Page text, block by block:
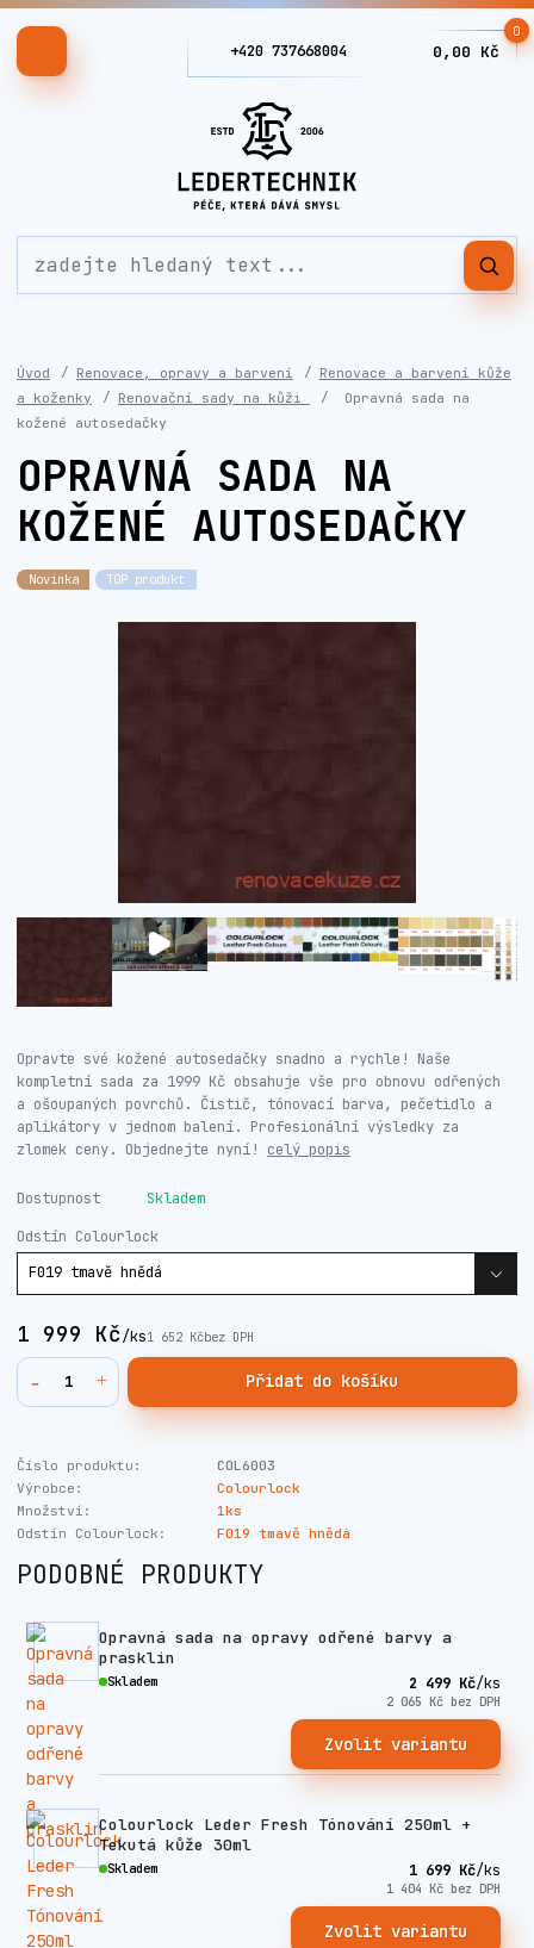
+420 737668004
0
0,00 Kč
Úvod Renovace, opravy a barvení
Renovace a barvení kůže
a koženky
Renovační sady na kůži
Opravná sada na
kožené autosedačky
OPRAVNÁ SADA NA
KOŽENÉ AUTOSEDAČKY
Novinka TOP produkt
Opravte své kožené autosedačky snadno a rychle! Naše
kompletní sada za 1999 Kč obsahuje vše pro obnovu odřených
a ošoupaných povrchů. Čistič, tónovací barva, pečetidlo a
aplikátory v jednom balení. Profesionální výsledky za
zlomek ceny. Objednejte nyní! celý popis
Dostupnost Skladem
Odstín Colourlock
1 999 Kč/ks1 652 Kčbez DPH
Přidat do košíku
Číslo produktu:
COL6003
Výrobce:
Colourlock
Množství:
1ks
Odstín Colourlock:
F019 tmavě hnědá
PODOBNÉ PRODUKTY
Opravná sada na opravy odřené barvy a
prasklin
2 499 Kč/ks
2 065 Kč bez DPH
Skladem
Zvolit variantu
Colourlock Leder Fresh Tónování 250ml +
Tekutá kůže 30ml
1 699 Kč/ks
1 404 Kč bez DPH
Skladem
Zvolit variantu